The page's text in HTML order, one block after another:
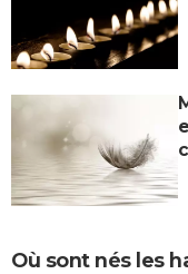
Où sont nés les